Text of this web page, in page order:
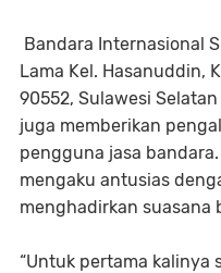
Bandara Internasional
Lama Kel. Hasanuddin,
90552, Sulawesi
juga memberikan
pengguna jasa
mengaku antusias
menghadirkan suasana
“Untuk pertama kalinya